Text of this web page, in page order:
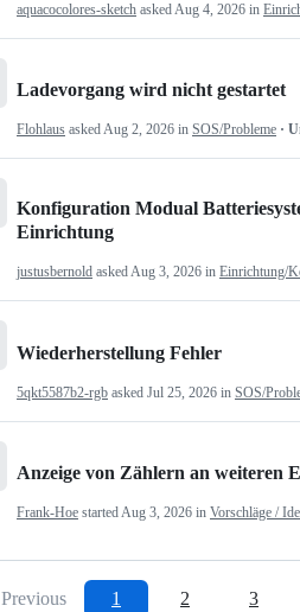
aquacocolores-sketch askedAug 4, 2026 in
Ladevorgang wird nicht gestartet
Flohlaus askedAug 2, 2026 in SOS/Probleme ·
Konfiguration Modual
Einrichtung
justusbernold askedAug 3, 2026 in Einrichtung/
Wiederherstellung Fehler
5qkt5587b2-rgb asked Jul 25, 2026 in SOS/
Anzeige von Zählern an weiteren
Frank-Hoe startedAug 3, 2026 in Vorschläge /
Previous 1 2 3